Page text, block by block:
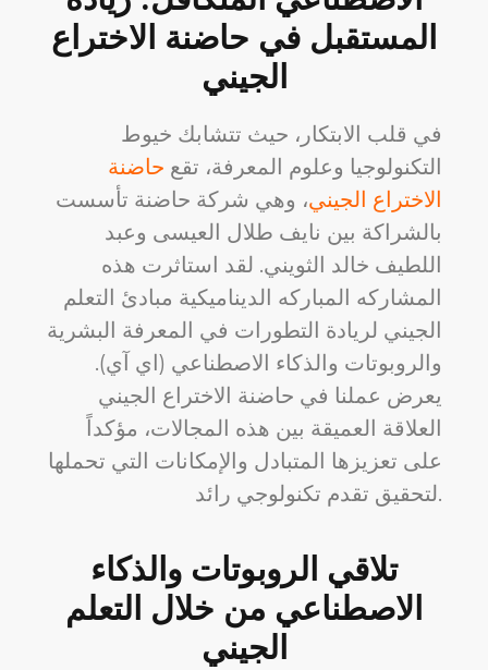
المستقبل في حاضنة الاختراع
الجيني
في قلب الابتكار، حيث تتشابك خيوط
التكنولوجيا وعلوم المعرفة، تقع حاضنة
الاختراع الجيني، وهي شركة حاضنة تأسست
بالشراكة بين نايف طلال العيسى وعبد
اللطيف خالد الثويني. لقد استاثرت هذه
المشاركه المباركه الديناميكية مبادئ التعلم
الجيني لريادة التطورات في المعرفة البشرية
والروبوتات والذكاء الاصطناعي (اي آي).
يعرض عملنا في حاضنة الاختراع الجيني
العلاقة العميقة بين هذه المجالات، مؤكداً
على تعزيزها المتبادل والإمكانات التي تحملها
لتحقيق تقدم تكنولوجي رائد.
تلاقي الروبوتات والذكاء
الاصطناعي من خلال التعلم
الجيني